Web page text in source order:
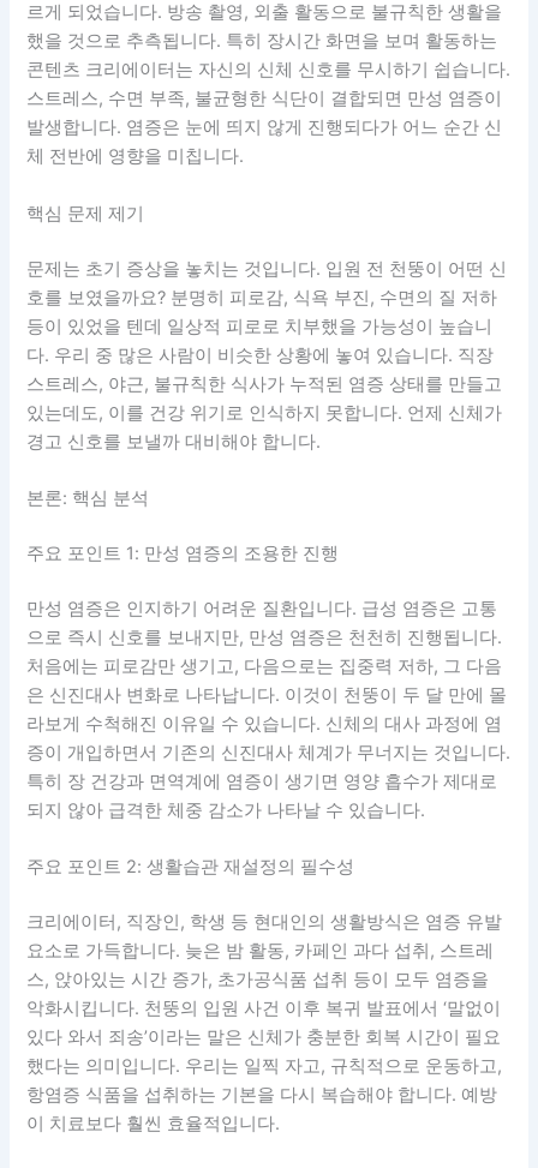
르게 되었습니다. 방송 촬영, 외출 활동으로 불규칙한 생활을
했을 것으로 추측됩니다. 특히 장시간 화면을 보며 활동하는
콘텐츠 크리에이터는 자신의 신체 신호를 무시하기 쉽습니다.
스트레스, 수면 부족, 불균형한 식단이 결합되면 만성 염증이
발생합니다. 염증은 눈에 띄지 않게 진행되다가 어느 순간 신
체 전반에 영향을 미칩니다.
핵심 문제 제기
문제는 초기 증상을 놓치는 것입니다. 입원 전 천뚱이 어떤 신
호를 보였을까요? 분명히 피로감, 식욕 부진, 수면의 질 저하
등이 있었을 텐데 일상적 피로로 치부했을 가능성이 높습니
다. 우리 중 많은 사람이 비슷한 상황에 놓여 있습니다. 직장
스트레스, 야근, 불규칙한 식사가 누적된 염증 상태를 만들고
있는데도, 이를 건강 위기로 인식하지 못합니다. 언제 신체가
경고 신호를 보낼까 대비해야 합니다.
본론: 핵심 분석
주요 포인트 1: 만성 염증의 조용한 진행
만성 염증은 인지하기 어려운 질환입니다. 급성 염증은 고통
으로 즉시 신호를 보내지만, 만성 염증은 천천히 진행됩니다.
처음에는 피로감만 생기고, 다음으로는 집중력 저하, 그 다음
은 신진대사 변화로 나타납니다. 이것이 천뚱이 두 달 만에 몰
라보게 수척해진 이유일 수 있습니다. 신체의 대사 과정에 염
증이 개입하면서 기존의 신진대사 체계가 무너지는 것입니다.
특히 장 건강과 면역계에 염증이 생기면 영양 흡수가 제대로
되지 않아 급격한 체중 감소가 나타날 수 있습니다.
주요 포인트 2: 생활습관 재설정의 필수성
크리에이터, 직장인, 학생 등 현대인의 생활방식은 염증 유발
요소로 가득합니다. 늦은 밤 활동, 카페인 과다 섭취, 스트레
스, 앉아있는 시간 증가, 초가공식품 섭취 등이 모두 염증을
악화시킵니다. 천뚱의 입원 사건 이후 복귀 발표에서 ‘말없이
있다 와서 죄송’이라는 말은 신체가 충분한 회복 시간이 필요
했다는 의미입니다. 우리는 일찍 자고, 규칙적으로 운동하고,
항염증 식품을 섭취하는 기본을 다시 복습해야 합니다. 예방
이 치료보다 훨씬 효율적입니다.